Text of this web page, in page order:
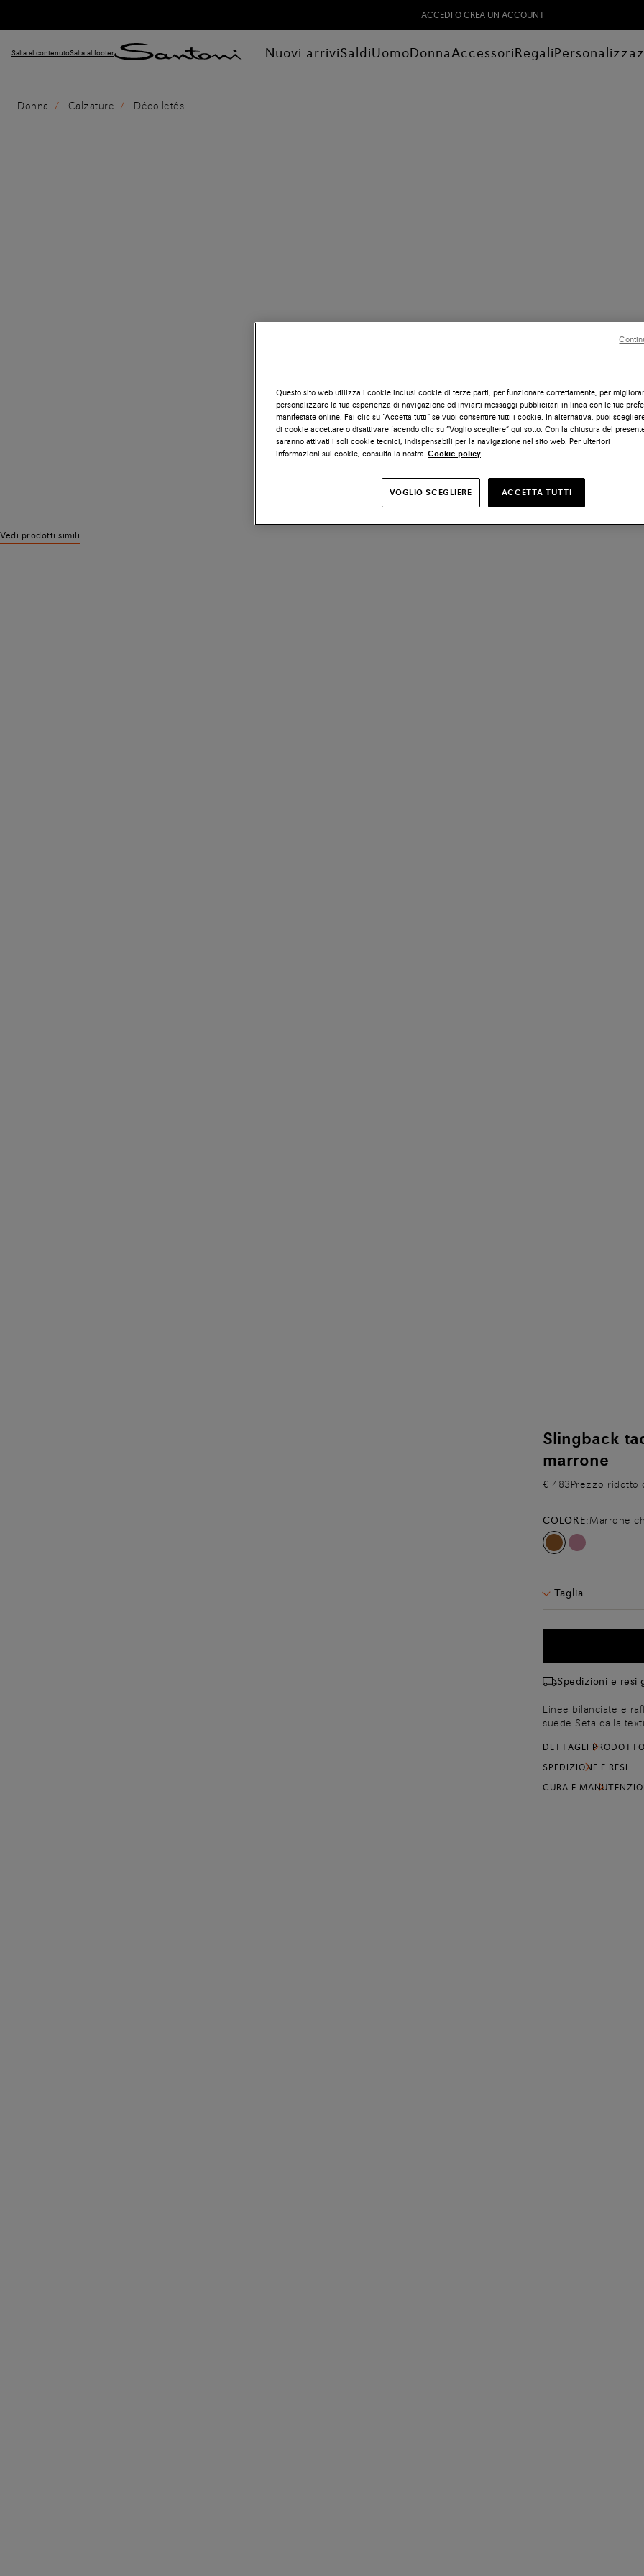
ACCEDI O CREA UN ACCOUNT
Salta al contenutoSalta al footer Nuovi arriviSaldiUomoDonnaAccessoriRegali
Donna Calzature Décolletés
Vedi prodotti simili
Slingback
marrone
€ 483Prezzo ridotto
COLORE:Marrone
Taglia
Spedizioni e resi
Linee bilanciate e
suede Seta dalla
affusolata e tacco a
la passione di
DETTAGLI PRODOTTO
SPEDIZIONE E RESI
CURA E
Questo sito web utilizza i cookie inclusi cookie di terze parti, per funzionare correttamente, per
personalizzare la tua esperienza di navigazione ed inviarti messaggi pubblicitari in linea con le tue
manifestate online. Fai clic su “Accetta tutti” se vuoi consentire tutti i cookie. In alternativa, puoi
di cookie accettare o disattivare facendo clic su “Voglio scegliere” qui sotto. Con la chiusura del
saranno attivati i soli cookie tecnici, indispensabili per la navigazione nel sito web. Per ulteriori
informazioni sui cookie, consulta la nostra Cookie policy
VOGLIO SCEGLIERE ACCETTA TUTTI